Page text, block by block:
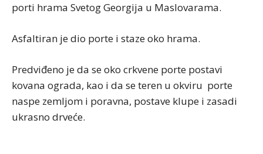
porti hrama Svetog Georgija u Maslovarama.
Asfaltiran je dio porte i staze oko hrama.
Predviđeno je da se oko crkvene porte postavi
kovana ograda, kao i da se teren u okviru porte
naspe zemljom i poravna, postave klupe i zasadi
ukrasno drveće.